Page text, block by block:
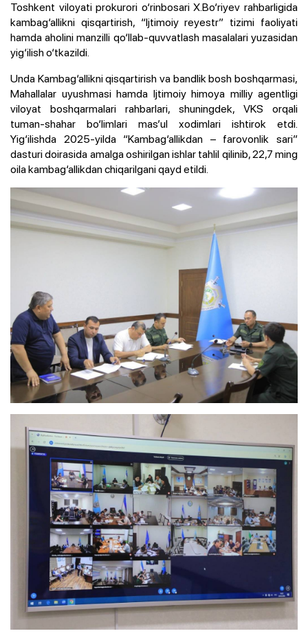
Toshkent viloyati prokurori o‘rinbosari X.Bo‘riyev rahbarligida
kambag‘allikni qisqartirish, “Ijtimoiy reyestr” tizimi faoliyati
hamda aholini manzilli qo‘llab-quvvatlash masalalari yuzasidan
yig‘ilish o‘tkazildi.
Unda Kambag‘allikni qisqartirish va bandlik bosh boshqarmasi,
Mahallalar uyushmasi hamda Ijtimoiy himoya milliy agentligi
viloyat boshqarmalari rahbarlari, shuningdek, VKS orqali
tuman-shahar bo‘limlari mas’ul xodimlari ishtirok etdi.
Yig‘ilishda 2025-yilda “Kambag‘allikdan – farovonlik sari”
dasturi doirasida amalga oshirilgan ishlar tahlil qilinib, 22,7 ming
oila kambag‘allikdan chiqarilgani qayd etildi.